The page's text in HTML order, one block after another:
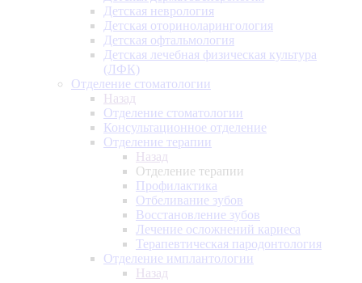
Детская неврология
Детская оториноларингология
Детская офтальмология
Детская лечебная физическая культура
(ЛФК)
Отделение стоматологии
Назад
Отделение стоматологии
Консультационное отделение
Отделение терапии
Назад
Отделение терапии
Профилактика
Отбеливание зубов
Восстановление зубов
Лечение осложнений кариеса
Терапевтическая пародонтология
Отделение имплантологии
Назад